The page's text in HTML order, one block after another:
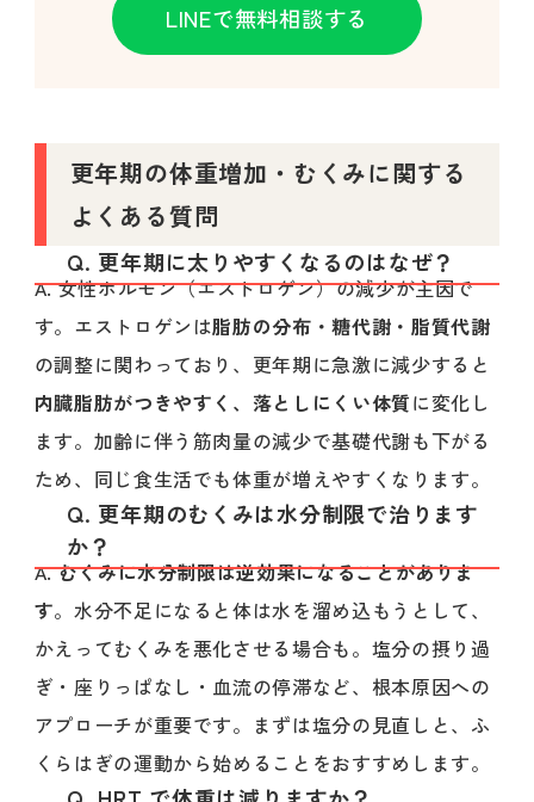
LINEで無料相談する
更年期の体重増加・むくみに関する
よくある質問
Q. 更年期に太りやすくなるのはなぜ？
A. 女性ホルモン（エストロゲン）の減少が主因で
す。エストロゲンは脂肪の分布・糖代謝・脂質代謝
の調整に関わっており、更年期に急激に減少すると
内臓脂肪がつきやすく、落としにくい体質に変化し
ます。加齢に伴う筋肉量の減少で基礎代謝も下がる
ため、同じ食生活でも体重が増えやすくなります。
Q. 更年期のむくみは水分制限で治ります
か？
A.むくみに水分制限は逆効果になることがありま
す。水分不足になると体は水を溜め込もうとして、
かえってむくみを悪化させる場合も。塩分の摂り過
ぎ・座りっぱなし・血流の停滞など、根本原因への
アプローチが重要です。まずは塩分の見直しと、ふ
くらはぎの運動から始めることをおすすめします。